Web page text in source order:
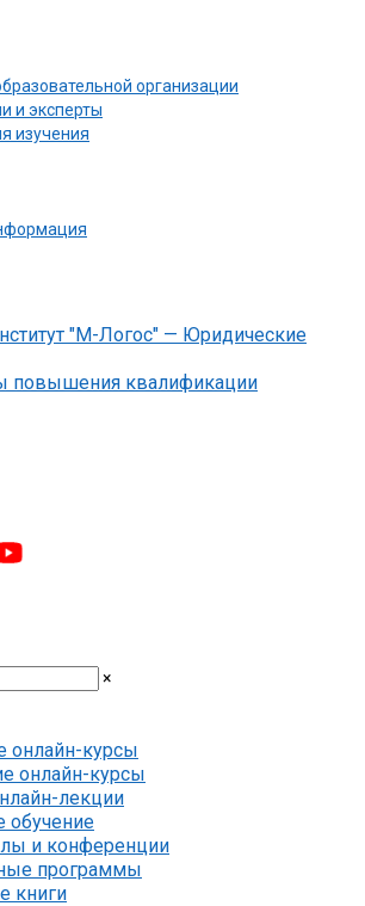
организации
и эксперты
изучения
×
онлайн-курсы
онлайн-курсы
лекции
обучение
и конференции
программы
книги